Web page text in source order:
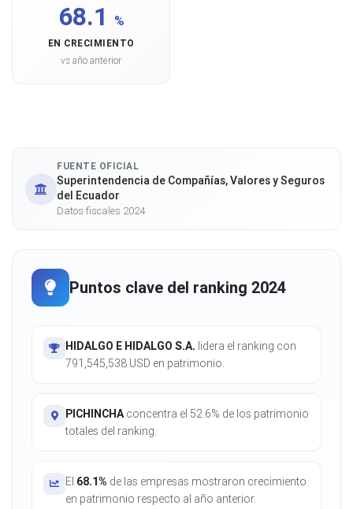
68.1 %
EN CRECIMIENTO
vs año anterior
FUENTE OFICIAL
Superintendencia de Compañías, Valores y Seguros
del Ecuador
Datos fiscales 2024
Puntos clave del ranking 2024
HIDALGO E HIDALGO S.A. lidera el ranking con
791,545,538 USD en patrimonio.
PICHINCHAconcentra el 52.6% de los patrimonio
totales del ranking.
El 68.1% de las empresas mostraron crecimiento
en patrimonio respecto al año anterior.